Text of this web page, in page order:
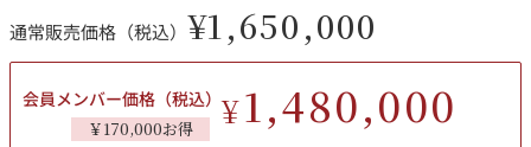
チリ その他国
通常販売価格（税込） ¥1,650,000
会員メンバー価格（税込）
￥170,000お得 ¥1,480,000